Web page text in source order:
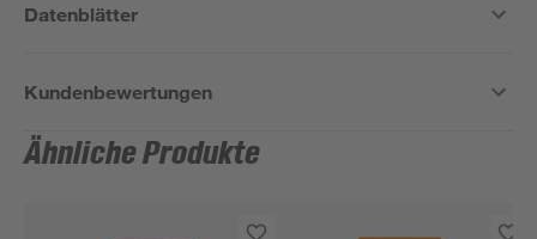
Datenblätter
Kundenbewertungen
Ähnliche Produkte